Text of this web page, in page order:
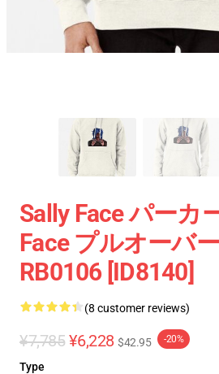
Sally Face パーカ
Face プルオーバ
RB0106 [ID8140]
(8 customer reviews)
¥7,785 ¥6,228 $42.95 -20%
Type